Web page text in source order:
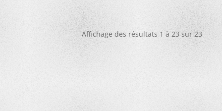
Affichage des résultats 1 à 23 sur 23